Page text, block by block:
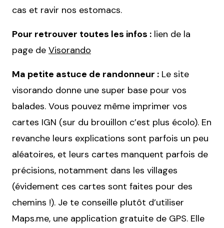
cas et ravir nos estomacs.
Pour retrouver toutes les infos : lien de la
page de Visorando
Ma petite astuce de randonneur : Le site
visorando donne une super base pour vos
balades. Vous pouvez même imprimer vos
cartes IGN (sur du brouillon c’est plus écolo). En
revanche leurs explications sont parfois un peu
aléatoires, et leurs cartes manquent parfois de
précisions, notamment dans les villages
(évidement ces cartes sont faites pour des
chemins !). Je te conseille plutôt d’utiliser
Maps.me, une application gratuite de GPS. Elle